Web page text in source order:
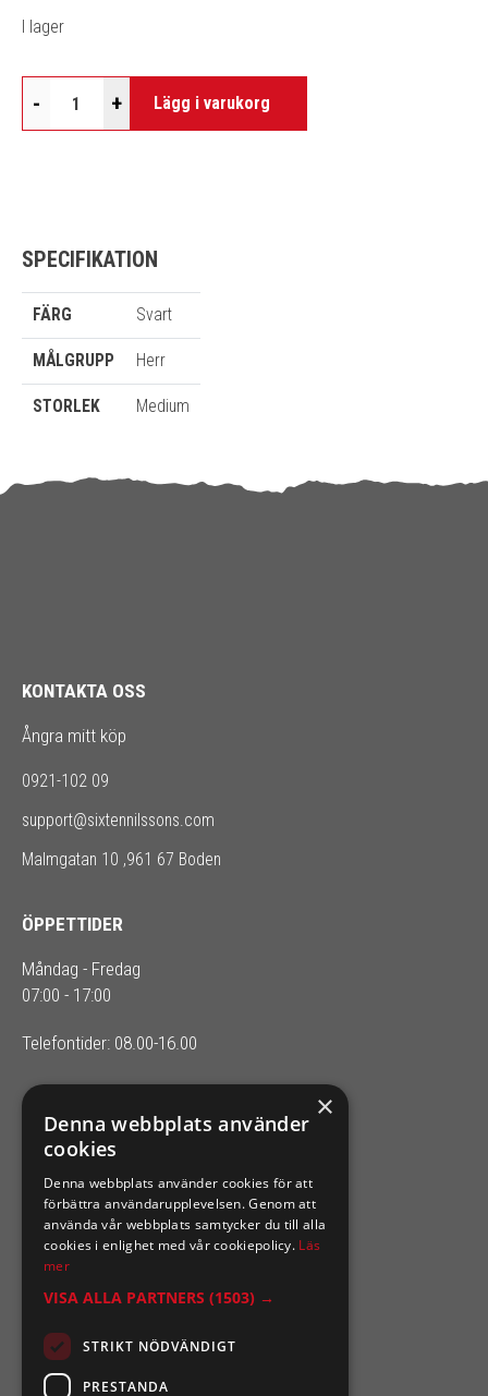
I lager
- + Lägg i varukorg
SPECIFIKATION
FÄRG Svart
MÅLGRUPP Herr
STORLEK Medium
KONTAKTA OSS
Ångra mitt köp
0921-102 09
support@sixtennilssons.com
Malmgatan 10 ,961 67 Boden
ÖPPETTIDER
Måndag - Fredag
07:00 - 17:00
Telefontider: 08.00-16.00
SIXTEN NILSSONS
Organisationsnummer 556164-2652
×
Denna webbplats använder
cookies
Denna webbplats använder cookies för att
förbättra användarupplevelsen. Genom att
använda vår webbplats samtycker du till alla
cookies i enlighet med vår cookiepolicy. Läs
mer
VISA ALLA PARTNERS (1503) →
STRIKT NÖDVÄNDIGT
PRESTANDA